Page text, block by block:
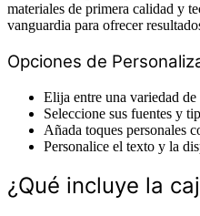
materiales de primera calidad y
vanguardia para ofrecer
Opciones de
Elija entre una variedad de
Seleccione sus fuentes y
Añada toques personales
Personalice el texto y la
¿Qué incluye la